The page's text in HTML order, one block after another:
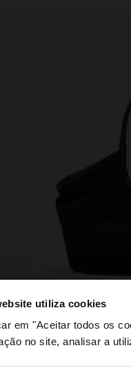
utiliza cookies
em "Aceitar todos os
no site, analisar a
olá
Está a aceder ao site a